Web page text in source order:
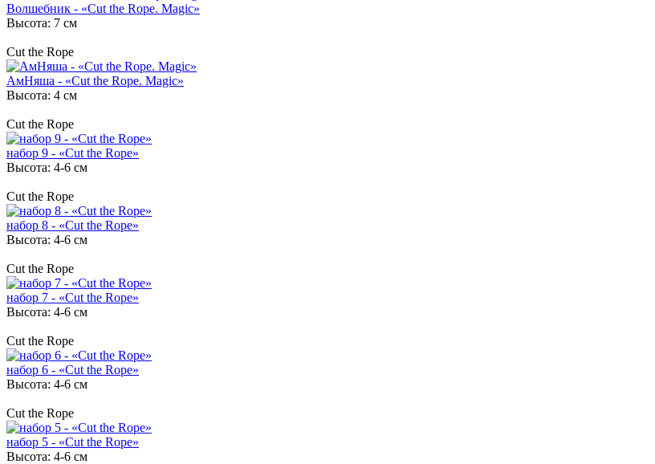
Волшебник - «Cut the Rope. Magic»
Высота: 7 см
Cut the Rope
АмНяша - «Cut the Rope. Magic»
Высота: 4 см
Cut the Rope
набор 9 - «Cut the Rope»
Высота: 4-6 см
Cut the Rope
набор 8 - «Cut the Rope»
Высота: 4-6 см
Cut the Rope
набор 7 - «Cut the Rope»
Высота: 4-6 см
Cut the Rope
набор 6 - «Cut the Rope»
Высота: 4-6 см
Cut the Rope
набор 5 - «Cut the Rope»
Высота: 4-6 см